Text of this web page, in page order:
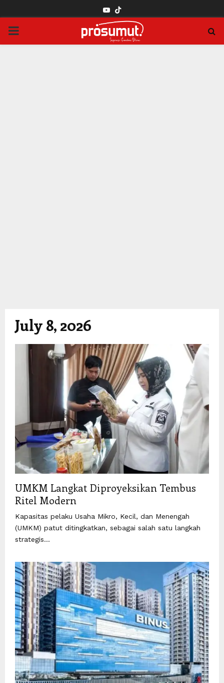
YOUTUBE
PRIMARY
July 8, 2026
UMKM Langkat Diproyeksikan Tembus
Ritel Modern
Kapasitas pelaku Usaha Mikro, Kecil, dan Menengah
(UMKM) patut ditingkatkan, sebagai salah satu langkah
strategis...